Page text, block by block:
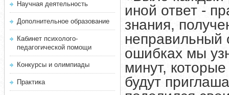
Научная деятельность
Дополнительное образование
Кабинет психолого-
педагогической помощи
Конкурсы и олимпиады
Практика
иной ответ -
знания,
неправильный
ошибках мы
минут,
будут